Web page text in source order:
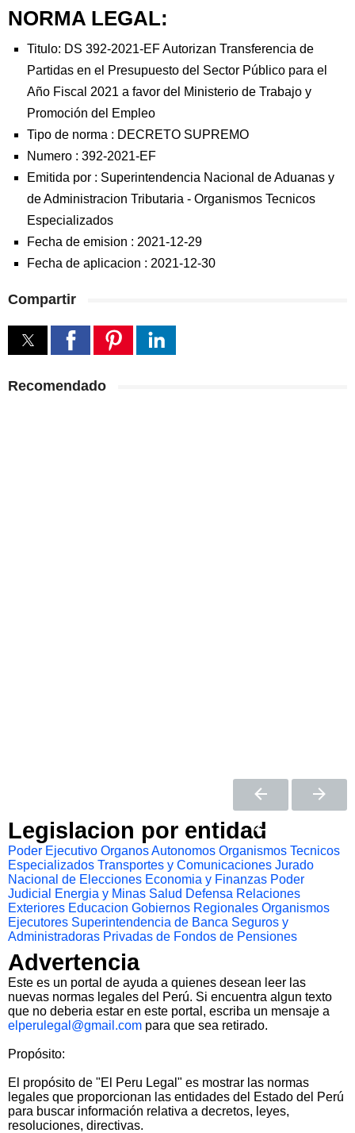
NORMA LEGAL:
Titulo: DS 392-2021-EF Autorizan Transferencia de
Partidas en el Presupuesto del Sector Público para el
Año Fiscal 2021 a favor del Ministerio de Trabajo y
Promoción del Empleo
Tipo de norma : DECRETO SUPREMO
Numero : 392-2021-EF
Emitida por : Superintendencia Nacional de Aduanas y
de Administracion Tributaria - Organismos Tecnicos
Especializados
Fecha de emision : 2021-12-29
Fecha de aplicacion : 2021-12-30
Compartir
Recomendado
Legislacion por entidad
Poder Ejecutivo Organos Autonomos Organismos Tecnicos
Especializados Transportes y Comunicaciones Jurado
Nacional de Elecciones Economia y Finanzas Poder
Judicial
Energia y Minas Salud Defensa Relaciones
Exteriores Educacion Gobiernos Regionales Organismos
Ejecutores Superintendencia de Banca Seguros y
Administradoras Privadas de Fondos de Pensiones
Advertencia
Este es un portal de ayuda a quienes desean leer las
nuevas normas legales del Perú. Si encuentra algun texto
que no deberia estar en este portal, escriba un mensaje a
elperulegal@gmail.com para que sea retirado.
Propósito:
El propósito de "El Peru Legal" es mostrar las normas
legales que proporcionan las entidades del Estado del Perú
para buscar información relativa a decretos, leyes,
resoluciones, directivas.